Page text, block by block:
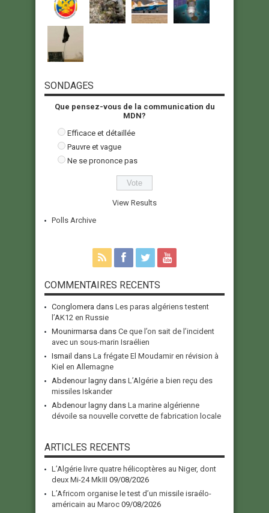
SONDAGES
Que pensez-vous de la communication du
MDN?
Efficace et détaillée
Pauvre et vague
Ne se prononce pas
View Results
Polls Archive
COMMENTAIRES RECENTS
Conglomera dans Les paras algériens testent
l’AK12 en Russie
Mounirmarsa dans Ce que l’on sait de l’incident
avec un sous-marin Israélien
Ismail dans La frégate El Moudamir en révision à
Kiel en Allemagne
Abdenour lagny dans L’Algérie a bien reçu des
missiles Iskander
Abdenour lagny dans La marine algérienne
dévoile sa nouvelle corvette de fabrication locale
ARTICLES RECENTS
L’Algérie livre quatre hélicoptères au Niger, dont
deux Mi-24 MkIII 09/08/2026
L’Africom organise le test d’un missile israélo-
américain au Maroc 09/08/2026